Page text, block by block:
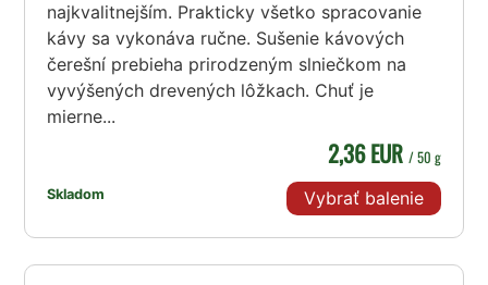
najkvalitnejším. Prakticky všetko spracovanie
kávy sa vykonáva ručne. Sušenie kávových
čerešní prebieha prirodzeným slniečkom na
vyvýšených drevených lôžkach. Chuť je
mierne...
Skladom
2,36 EUR / 50 g
Vybrať balenie